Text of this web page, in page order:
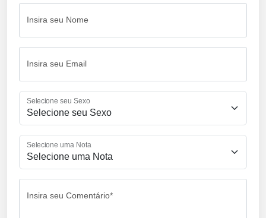
Insira seu Nome
Insira seu Email
Selecione seu Sexo
Selecione uma Nota
Insira seu Comentário*